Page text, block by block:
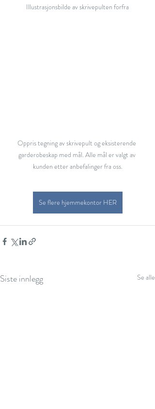
Illustrasjonsbilde av skrivepulten forfra
Oppris tegning av skrivepult og eksisterende
garderobeskap med mål. Alle mål er valgt av
kunden etter anbefalinger fra oss.
Se flere hjemmekontor HER
Siste innlegg Se alle